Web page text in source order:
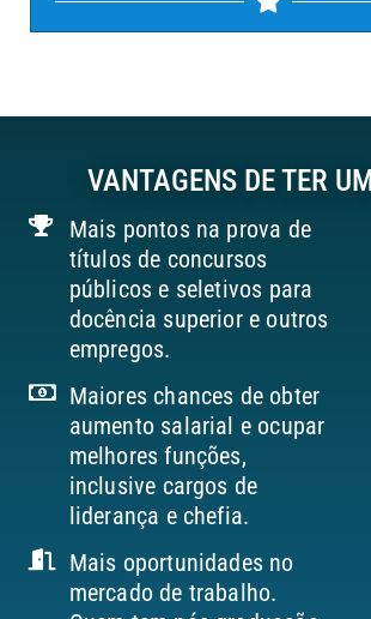
VANTAGENS DE TER
Mais pontos na prova de
títulos de concursos
públicos e seletivos para
docência superior e outros
empregos.
Maiores chances de obter
aumento salarial e ocupar
melhores funções,
inclusive cargos de
liderança e chefia.
Mais oportunidades no
mercado de trabalho.